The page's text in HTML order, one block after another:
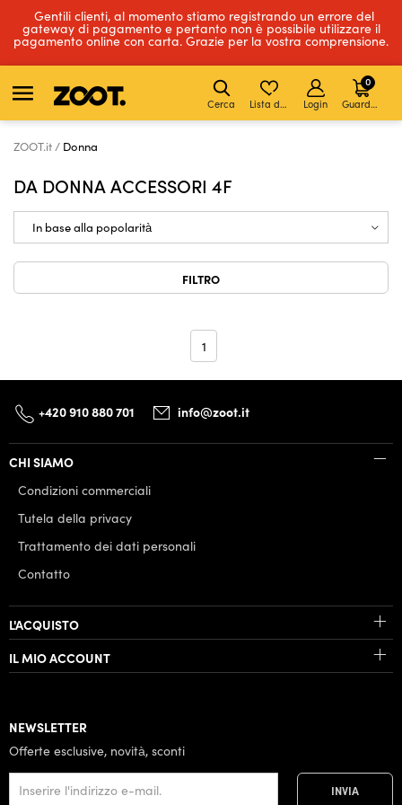
Gentili clienti, al momento stiamo registrando un errore del
gateway di pagamento e pertanto non è possibile utilizzare il
pagamento online con carta. Grazie per la vostra comprensione.
Cerca Lista dei desideri Login Guardare
0
ZOOT.it Donna
DA DONNA ACCESSORI 4F
FILTRO
1
+420 910 880 701 info@zoot.it
CHI SIAMO
Condizioni commerciali
Tutela della privacy
Trattamento dei dati personali
Contatto
L'ACQUISTO
IL MIO ACCOUNT
NEWSLETTER
Offerte esclusive, novità, sconti